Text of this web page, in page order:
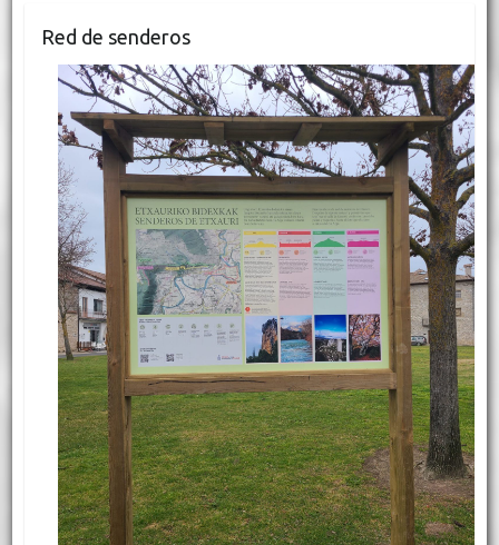
Red de senderos